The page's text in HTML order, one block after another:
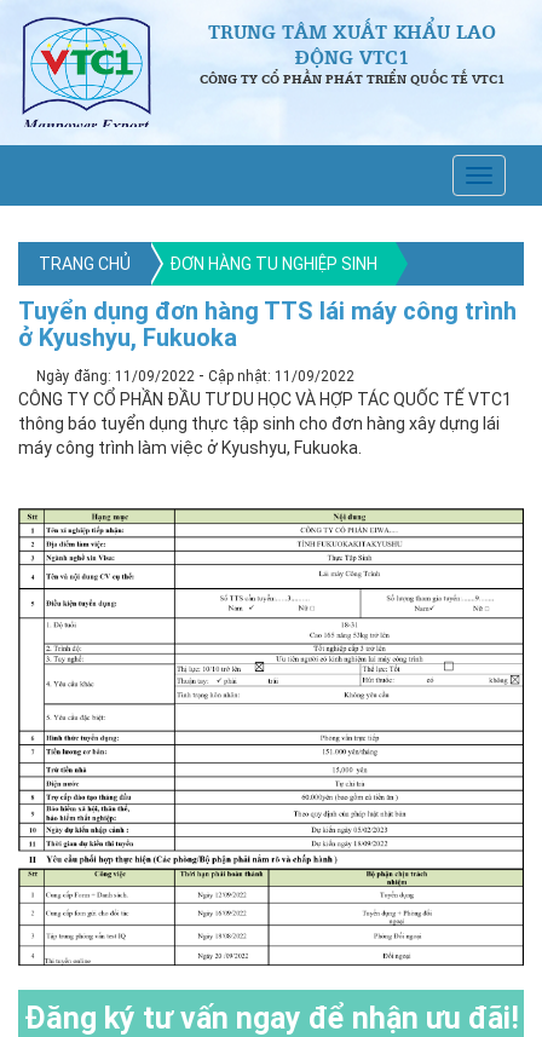
TRUNG TÂM XUẤT KHẨU LAO
ĐỘNG VTC1
CÔNG TY CỔ PHẦN PHÁT TRIỂN QUỐC TẾ VTC1
TRANG CHỦ ĐƠN HÀNG TU NGHIỆP SINH
Tuyển dụng đơn hàng TTS lái máy công trình
ở Kyushyu, Fukuoka
Ngày đăng: 11/09/2022 - Cập nhật: 11/09/2022
CÔNG TY CỔ PHẦN ĐẦU TƯ DU HỌC VÀ HỢP TÁC QUỐC TẾ VTC1
thông báo tuyển dụng thực tập sinh cho đơn hàng xây dựng lái
máy công trình làm việc ở Kyushyu, Fukuoka.
Đăng ký tư vấn ngay để nhận ưu đãi!